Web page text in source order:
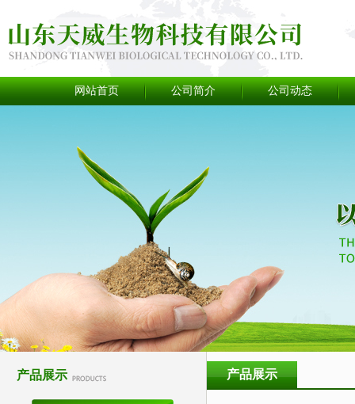
网站首页 公司简介 公司动态
产品展示 产品展示